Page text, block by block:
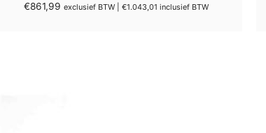
€861,99 exclusief BTW | €1.043,01 inclusief BTW